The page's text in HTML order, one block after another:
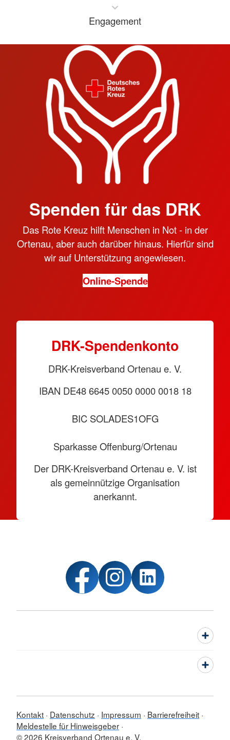
Engagement
Spenden für das DRK
Das Rote Kreuz hilft Menschen in Not - in der
Ortenau, aber auch darüber hinaus. Hierfür sind
wir auf Unterstützung angewiesen.
Online-Spende
DRK-Spendenkonto
DRK-Kreisverband Ortenau e. V.
IBAN DE48 6645 0050 0000 0018 18
BIC SOLADES1OFG
Sparkasse Offenburg/Ortenau
Der DRK-Kreisverband Ortenau e. V. ist
als gemeinnützige Organisation
anerkannt.
Kontakt Datenschutz Impressum
Barrierefreiheit
Meldestelle für Hinweisgeber
© 2026 Kreisverband Ortenau e. V.